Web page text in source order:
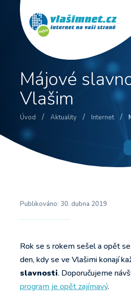
Májové
Vlašim
Úvod / Aktuality / Internet /
Publikováno: 30. dubna 2019
Rok se s rokem sešel a opět
den, kdy se ve Vlašimi konají
slavnosti. Doporučujeme
program je opět zajímavý.